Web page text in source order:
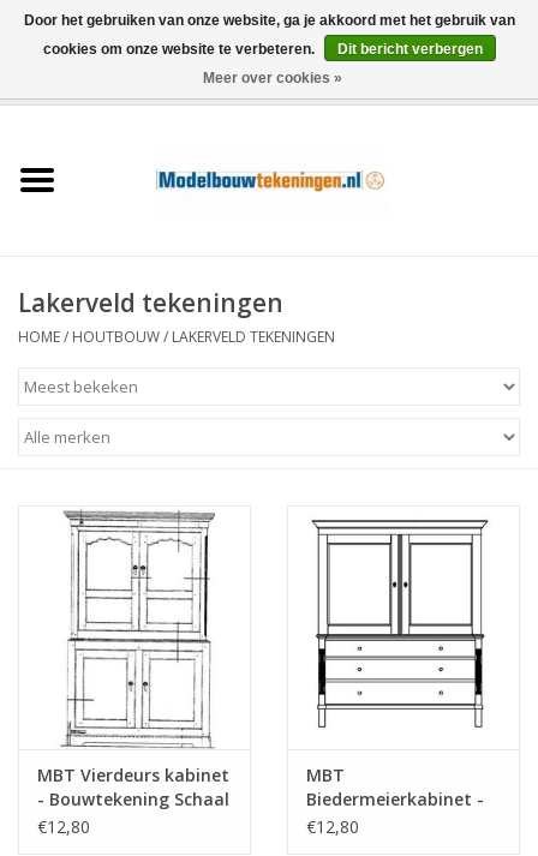
Schepen
Houtbouw
Scenery
Documentatie
Tijdschriften
Nieuwe tekeningen
NIEUWE TIJDSCHRIFTEN
ABONNEMENT DE
MODELBOUWER
Lakerveld tekeningen
HOME/ HOUTBOUW/ LAKERVELD TEKENINGEN
MBT Vierdeurs kabinet
- Bouwtekening Schaal
1 : N/A (45.16.018)
€12,80
MBT
Biedermeierkabinet -
Bouwtekening Schaal 1
€12,80
Door het gebruiken van onze website, ga je akkoord met het gebruik van
cookies om onze website te verbeteren.
Dit bericht verbergen
Meer over cookies »